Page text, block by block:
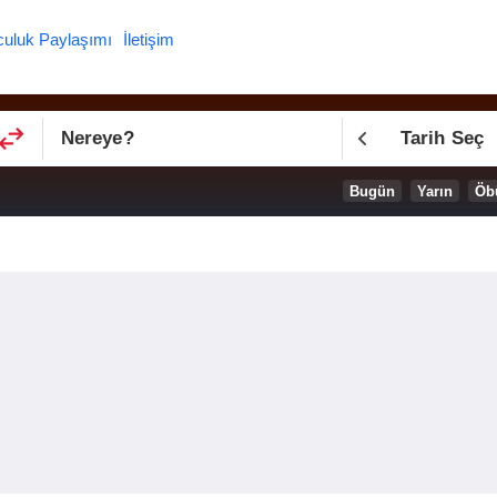
Paylaşımı İletişim
Nereye? Tarih Seç
Bugün Yarın